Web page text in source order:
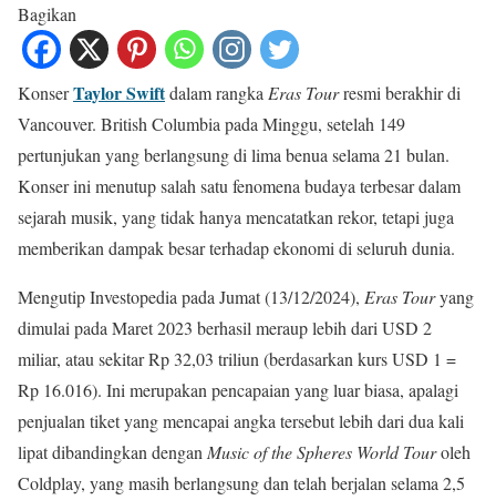
Bagikan
KonserTaylor Swiftdalam rangka Eras Tourresmi berakhir di
Vancouver. British Columbia pada Minggu, setelah 149
pertunjukan yang berlangsung di lima benua selama 21 bulan.
Konser ini menutup salah satu fenomena budaya terbesar dalam
sejarah musik, yang tidak hanya mencatatkan rekor, tetapi juga
memberikan dampak besar terhadap ekonomi di seluruh dunia.
Mengutip Investopedia pada Jumat (13/12/2024), Eras Touryang
dimulai pada Maret 2023 berhasil meraup lebih dari USD 2
miliar, atau sekitar Rp 32,03 triliun (berdasarkan kurs USD 1 =
Rp 16.016). Ini merupakan pencapaian yang luar biasa, apalagi
penjualan tiket yang mencapai angka tersebut lebih dari dua kali
lipat dibandingkan dengan Music of the Spheres World Touroleh
Coldplay, yang masih berlangsung dan telah berjalan selama 2,5